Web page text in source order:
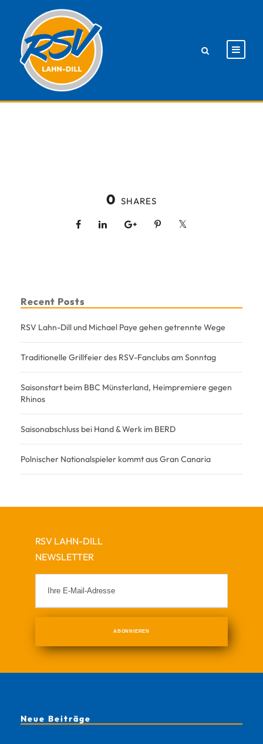
0 SHARES
Recent Posts
RSV Lahn-Dill und Michael Paye gehen getrennte Wege
Traditionelle Grillfeier des RSV-Fanclubs am Sonntag
Saisonstart beim BBC Münsterland, Heimpremiere gegen
Rhinos
Saisonabschluss bei Hand & Werk im BERD
Polnischer Nationalspieler kommt aus Gran Canaria
RSV LAHN-DILL
NEWSLETTER
Neue Beiträge